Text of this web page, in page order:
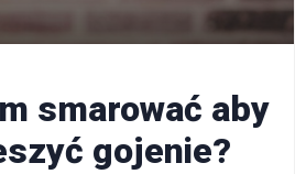
smarować aby
gojenie?